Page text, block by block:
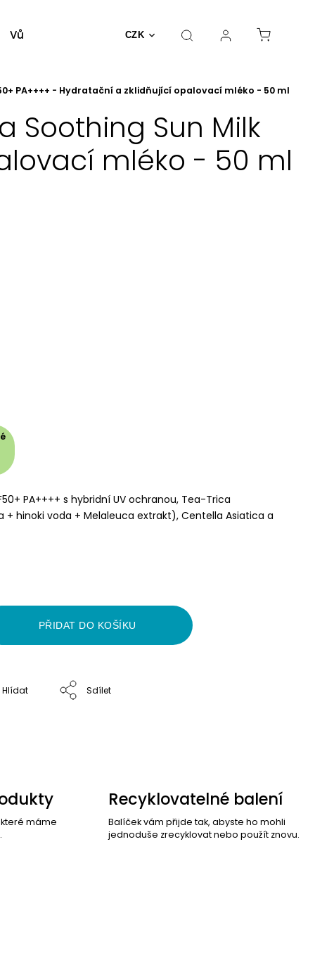
CZK
Vůně a parfémy Dekorativní kosmetika
PA++++ - Hydratační a zklidňující opalovací mléko - 50 ml
Soothing Sun Milk
mléko - 50 ml
PA++++ s hybridní UV ochranou, Tea-Trica
hinoki voda + Melaleuca extrakt), Centella Asiatica a
PŘIDAT DO KOŠÍKU
Hlídat Sdílet
máme
Recyklovatelné balení
Balíček vám přijde tak, abyste ho mohli
jednoduše zrecyklovat nebo použít znovu.